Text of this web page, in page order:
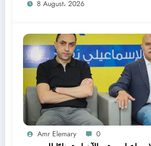
8 August، 2026
Amr Elemary 0